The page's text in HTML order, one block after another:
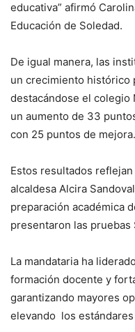
educativa” afirmó
Educación de Soledad.
De igual manera, las
un crecimiento histórico
destacándose el colegio
un aumento de 33
con 25 puntos de mejora.
Estos resultados
alcaldesa Alcira
preparación académica
presentaron las pruebas
La mandataria ha
formación docente y
garantizando mayores
elevando los